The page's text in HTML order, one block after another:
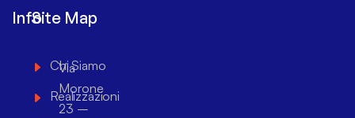
Info
Via
Morone
23 –
Site Map
Chi Siamo
Realizzazioni